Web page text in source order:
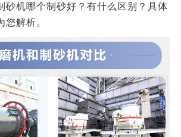
砂机哪个制砂好？有什么区别？具体
您解析。